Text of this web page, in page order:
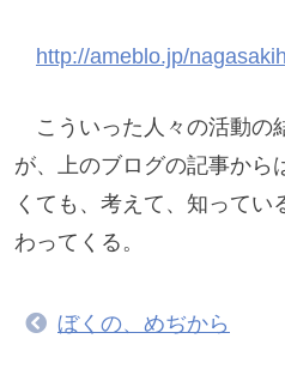
http://ameblo.jp/
こういった人々の活動の
が、上のブログの記事から
くても、考えて、知って
わってくる。
ぼくの、めぢから